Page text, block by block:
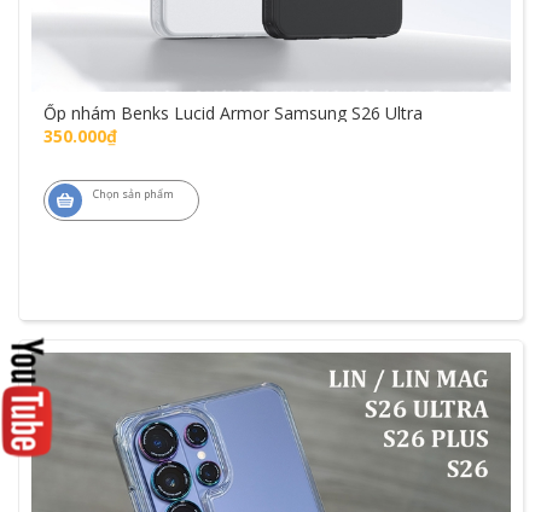
Ốp nhám Benks Lucid Armor Samsung S26 Ultra
350.000₫
Chọn sản phẩm